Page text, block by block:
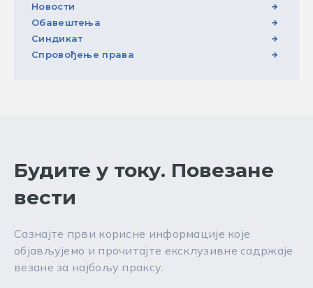
Новости
Обавештења
Синдикат
Спровођење права
Будите у току. Повезане
вести
Сазнајте први корисне информације које
објављујемо и прочитајте ексклузивне садржаје
везане за најбољу праксу.